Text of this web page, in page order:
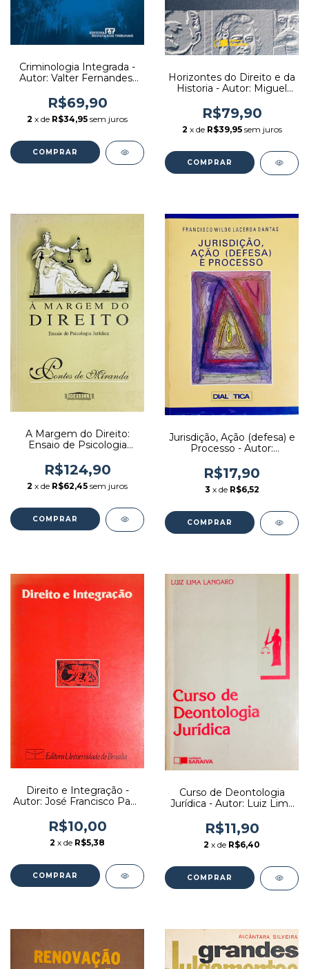
Criminologia Integrada -
Autor: Valter Fernandes/
[usado]
R$69,90
2 x de R$34,95 sem juros
Horizontes do Direito e da
Historia - Autor: Miguel
R$79,90
2 x de R$39,95 sem juros
A Margem do Direito:
Ensaio de Psicologia
Miranda (2002) [usado]
R$124,90
2 x de R$62,45 sem juros
Jurisdição, Ação (defesa) e
Processo - Autor:
Dantas (1997) [usado]
R$17,90
3 x de R$6,52
Direito e Integração -
Autor: José Francisco Paes
R$10,00
2 x de R$5,38
Curso de Deontologia
Jurídica - Autor: Luiz Lima
R$11,90
2 x de R$6,40